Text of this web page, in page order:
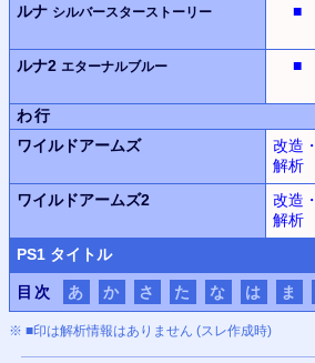
ルナ シルバースターストーリー ■
ルナ2 エターナルブルー ■
わ行
ワイルドアームズ
改造・
解析
ワイルドアームズ2
改造・
解析
PS1 タイトル
目次 あ か さ た な は ま
※ ■印は解析情報はありません (スレ作成時)